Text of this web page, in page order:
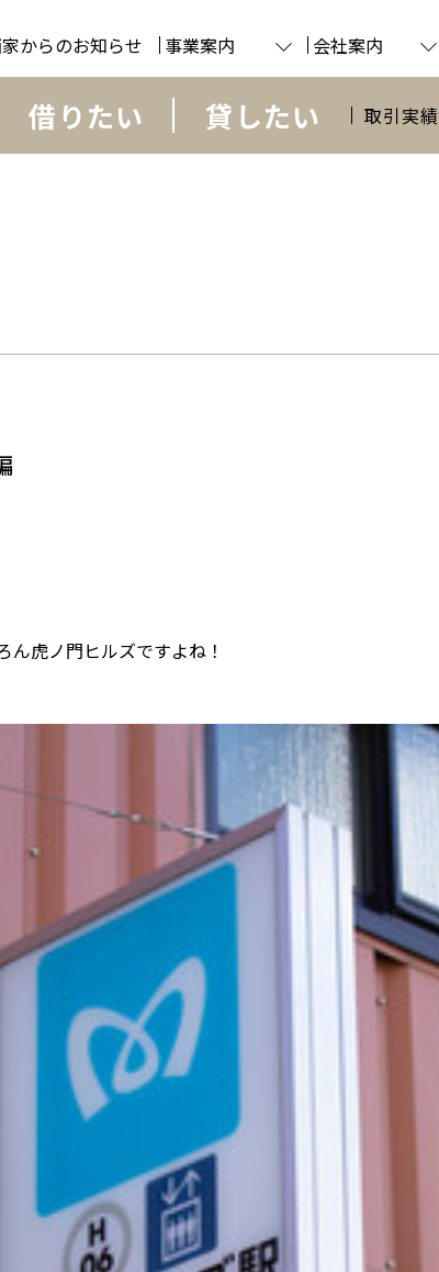
からのお知らせ 事業案内 会社案内
借りたい 貸したい 取引実績
虎ノ門ヒルズですよね！